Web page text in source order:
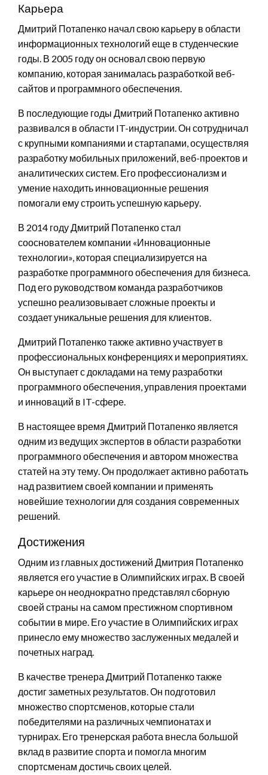
Карьера
Дмитрий Потапенко начал свою карьеру в области
информационных технологий еще в студенческие
годы. В 2005 году он основал свою первую
компанию, которая занималась разработкой веб-
сайтов и программного обеспечения.
В последующие годы Дмитрий Потапенко активно
развивался в области IT-индустрии. Он сотрудничал
с крупными компаниями и стартапами, осуществляя
разработку мобильных приложений, веб-проектов и
аналитических систем. Его профессионализм и
умение находить инновационные решения
помогали ему строить успешную карьеру.
В 2014 году Дмитрий Потапенко стал
сооснователем компании «Инновационные
технологии», которая специализируется на
разработке программного обеспечения для бизнеса.
Под его руководством команда разработчиков
успешно реализовывает сложные проекты и
создает уникальные решения для клиентов.
Дмитрий Потапенко также активно участвует в
профессиональных конференциях и мероприятиях.
Он выступает с докладами на тему разработки
программного обеспечения, управления проектами
и инноваций в IT-сфере.
В настоящее время Дмитрий Потапенко является
одним из ведущих экспертов в области разработки
программного обеспечения и автором множества
статей на эту тему. Он продолжает активно работать
над развитием своей компании и применять
новейшие технологии для создания современных
решений.
Достижения
Одним из главных достижений Дмитрия Потапенко
является его участие в Олимпийских играх. В своей
карьере он неоднократно представлял сборную
своей страны на самом престижном спортивном
событии в мире. Его участие в Олимпийских играх
принесло ему множество заслуженных медалей и
почетных наград.
В качестве тренера Дмитрий Потапенко также
достиг заметных результатов. Он подготовил
множество спортсменов, которые стали
победителями на различных чемпионатах и
турнирах. Его тренерская работа внесла большой
вклад в развитие спорта и помогла многим
спортсменам достичь своих целей.